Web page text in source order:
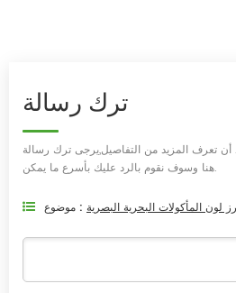
ترك رسالة
أن تعرف المزيد من التفاصيل,يرجى ترك رسالة
هنا وسوف نقوم بالرد عليك بأسرع ما يمكن.
موضوع : لون المأكولات البحرية البصرية